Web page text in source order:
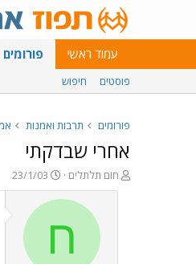
עמוד ראשי פורומים
פוסטים חיפוש
פורומים תרבות ואמנות
אחרי שבדקתי
פ
ו
חום תלתלים
פ
ו
ר
23/1/03
ח